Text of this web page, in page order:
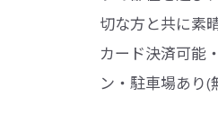
切な方と共に素
カード決済可能
ン・駐車場あり(